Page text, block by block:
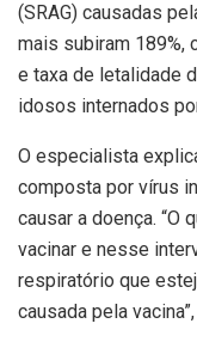
(SRAG) causadas
mais subiram 189%,
e taxa de letalidade
idosos internados
O especialista
composta por vírus
causar a doença. “O
vacinar e nesse
respiratório que
causada pela